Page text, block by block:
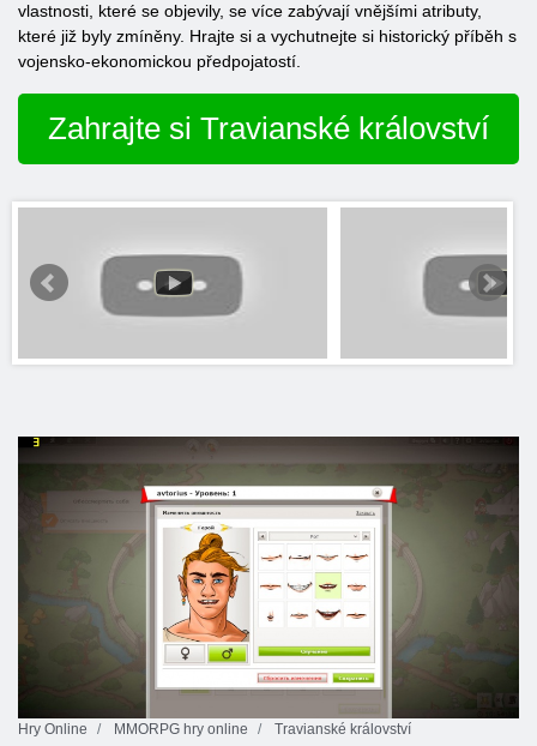
vlastnosti, které se objevily, se více zabývají vnějšími atributy,
které již byly zmíněny. Hrajte si a vychutnejte si historický příběh s
vojensko-ekonomickou předpojatostí.
Zahrajte si Travianské království
Hry Online MMORPG hry online Travianské království